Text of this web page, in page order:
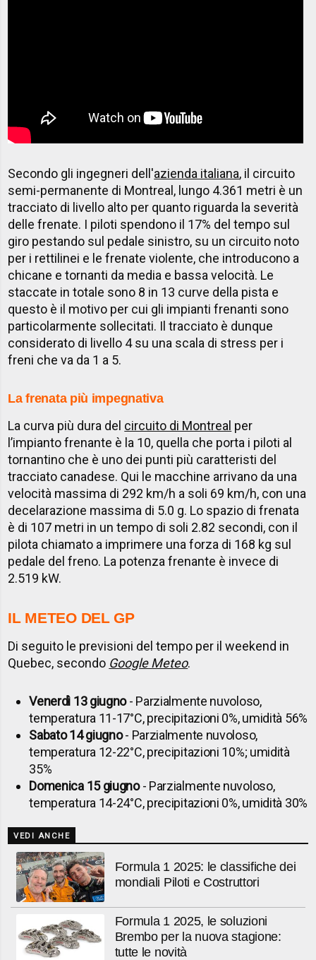
Secondo gli ingegneri dell'azienda italiana, il circuito
semi-permanente di Montreal, lungo 4.361 metri è un
tracciato di livello alto per quanto riguarda la severità
delle frenate. I piloti spendono il 17% del tempo sul
giro pestando sul pedale sinistro, su un circuito noto
per i rettilinei e le frenate violente, che introducono a
chicane e tornanti da media e bassa velocità. Le
staccate in totale sono 8 in 13 curve della pista e
questo è il motivo per cui gli impianti frenanti sono
particolarmente sollecitati. Il tracciato è dunque
considerato di livello 4 su una scala di stress per i
freni che va da 1 a 5.
La frenata più impegnativa
La curva più dura del circuito di Montreal per
l’impianto frenante è la 10, quella che porta i piloti al
tornantino che è uno dei punti più caratteristi del
tracciato canadese. Qui le macchine arrivano da una
velocità massima di 292 km/h a soli 69 km/h, con una
decelarazione massima di 5.0 g. Lo spazio di frenata
è di 107 metri in un tempo di soli 2.82 secondi, con il
pilota chiamato a imprimere una forza di 168 kg sul
pedale del freno. La potenza frenante è invece di
2.519 kW.
IL METEO DEL GP
Di seguito le previsioni del tempo per il weekend in
Quebec, secondo Google Meteo.
Venerdì 13 giugno- Parzialmente nuvoloso,
temperatura 11-17°C, precipitazioni 0%, umidità 56%
Sabato 14 giugno- Parzialmente nuvoloso,
temperatura 12-22°C, precipitazioni 10%; umidità
35%
Domenica 15 giugno- Parzialmente nuvoloso,
temperatura 14-24°C, precipitazioni 0%, umidità 30%
VEDI ANCHE
Formula 1 2025: le classifiche dei
mondiali Piloti e Costruttori
Formula 1 2025, le soluzioni
Brembo per la nuova stagione:
tutte le novità